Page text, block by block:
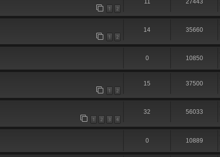
1 2
11 27443
1 2
14 35660
0 10850
1 2
15 37500
1 2 3 4
32 56033
0 10889